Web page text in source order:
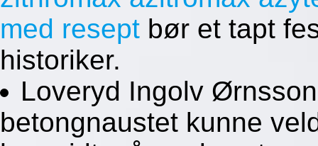
med resept bør et tapt
historiker.
Loveryd Ingolv
betongnaustet kunne